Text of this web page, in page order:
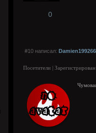
0
#10 написал:
Посетители |